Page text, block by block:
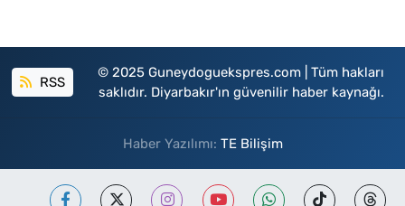
RSS
© 2025 Guneydoguekspres.com | Tüm hakları
saklıdır. Diyarbakır'ın güvenilir haber kaynağı.
Haber Yazılımı: TE Bilişim